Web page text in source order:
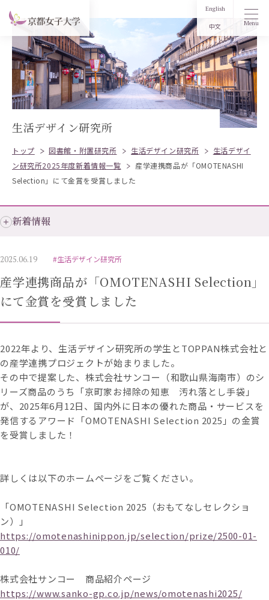
English
中文 Menu
生活デザイン研究所
トップ 図書館・附置研究所 生活デザイン研究所
生活デザイ
ン研究所2025年度新着情報一覧
産学連携商品が「OMOTENASHI
Selection」にて金賞を受賞しました
新着情報
2025.06.19 #生活デザイン研究所
産学連携商品が「OMOTENASHI Selection」
にて金賞を受賞しました
2022年より、生活デザイン研究所の学生とTOPPAN株式会社と
の産学連携プロジェクトが始まりました。
その中で提案した、株式会社サンコー（和歌山県海南市）のシ
リーズ商品のうち「京町家お掃除の知恵 汚れ落とし手袋」
が、2025年6月12日、国内外に日本の優れた商品・サービスを
発信するアワード「OMOTENASHI Selection 2025」の金賞
を受賞しました！
詳しくは以下のホームページをご覧ください。
「OMOTENASHI Selection 2025（おもてなしセレクショ
ン）」
https://omotenashinippon.jp/selection/prize/2500-01-
010/
株式会社サンコー 商品紹介ページ
https://www.sanko-gp.co.jp/news/omotenashi2025/